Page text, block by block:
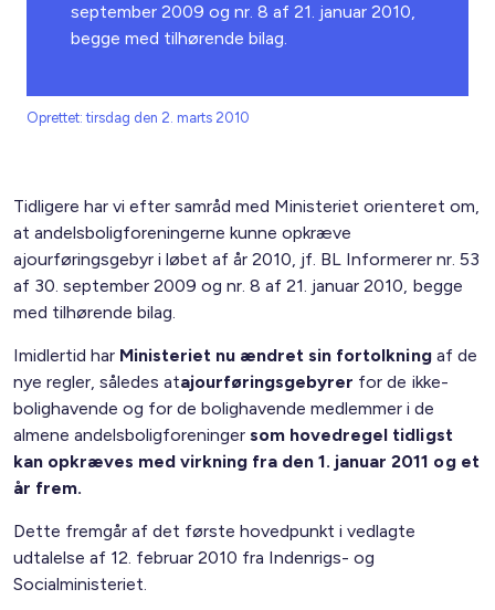
september 2009 og nr. 8 af 21. januar 2010,
begge med tilhørende bilag.
Oprettet: tirsdag den 2. marts 2010
Tidligere har vi efter samråd med Ministeriet orienteret om,
at andelsboligforeningerne kunne opkræve
ajourføringsgebyr i løbet af år 2010, jf. BL Informerer nr. 53
af 30. september 2009 og nr. 8 af 21. januar 2010, begge
med tilhørende bilag.
Imidlertid har Ministeriet nu ændret sin fortolkningaf de
nye regler, således atajourføringsgebyrer for de ikke-
bolighavende og for de bolighavende medlemmer i de
almene andelsboligforeningersom hovedregel tidligst
kan opkræves med virkning fra den 1. januar 2011 og et
år frem.
Dette fremgår af det første hovedpunkt i vedlagte
udtalelse af 12. februar 2010 fra Indenrigs- og
Socialministeriet.